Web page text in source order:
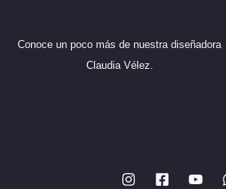
en
la
Conoce un poco más de nuestra diseñadora
Claudia Vélez.